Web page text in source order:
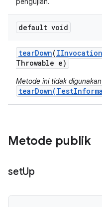
default void
tearDown(IInvocation
Throwable e)
Metode ini tidak
Metode publik
setUp